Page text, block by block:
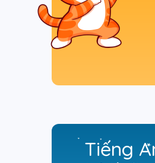
Tiếng